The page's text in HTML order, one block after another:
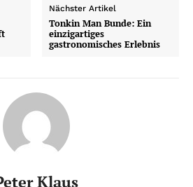
Nächster Artikel
Tonkin Man Bunde: Ein
einzigartiges
gastronomisches Erlebnis
Klaus